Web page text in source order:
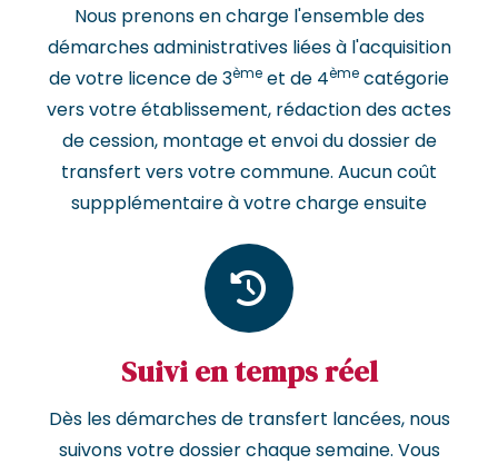
Nous prenons en charge l'ensemble des
démarches administratives liées à l'acquisition
de votre licence de 3ème et de 4ème catégorie
vers votre établissement, rédaction des actes
de cession, montage et envoi du dossier de
transfert vers votre commune. Aucun coût
suppplémentaire à votre charge ensuite
Suivi en temps réel
Dès les démarches de transfert lancées, nous
suivons votre dossier chaque semaine. Vous